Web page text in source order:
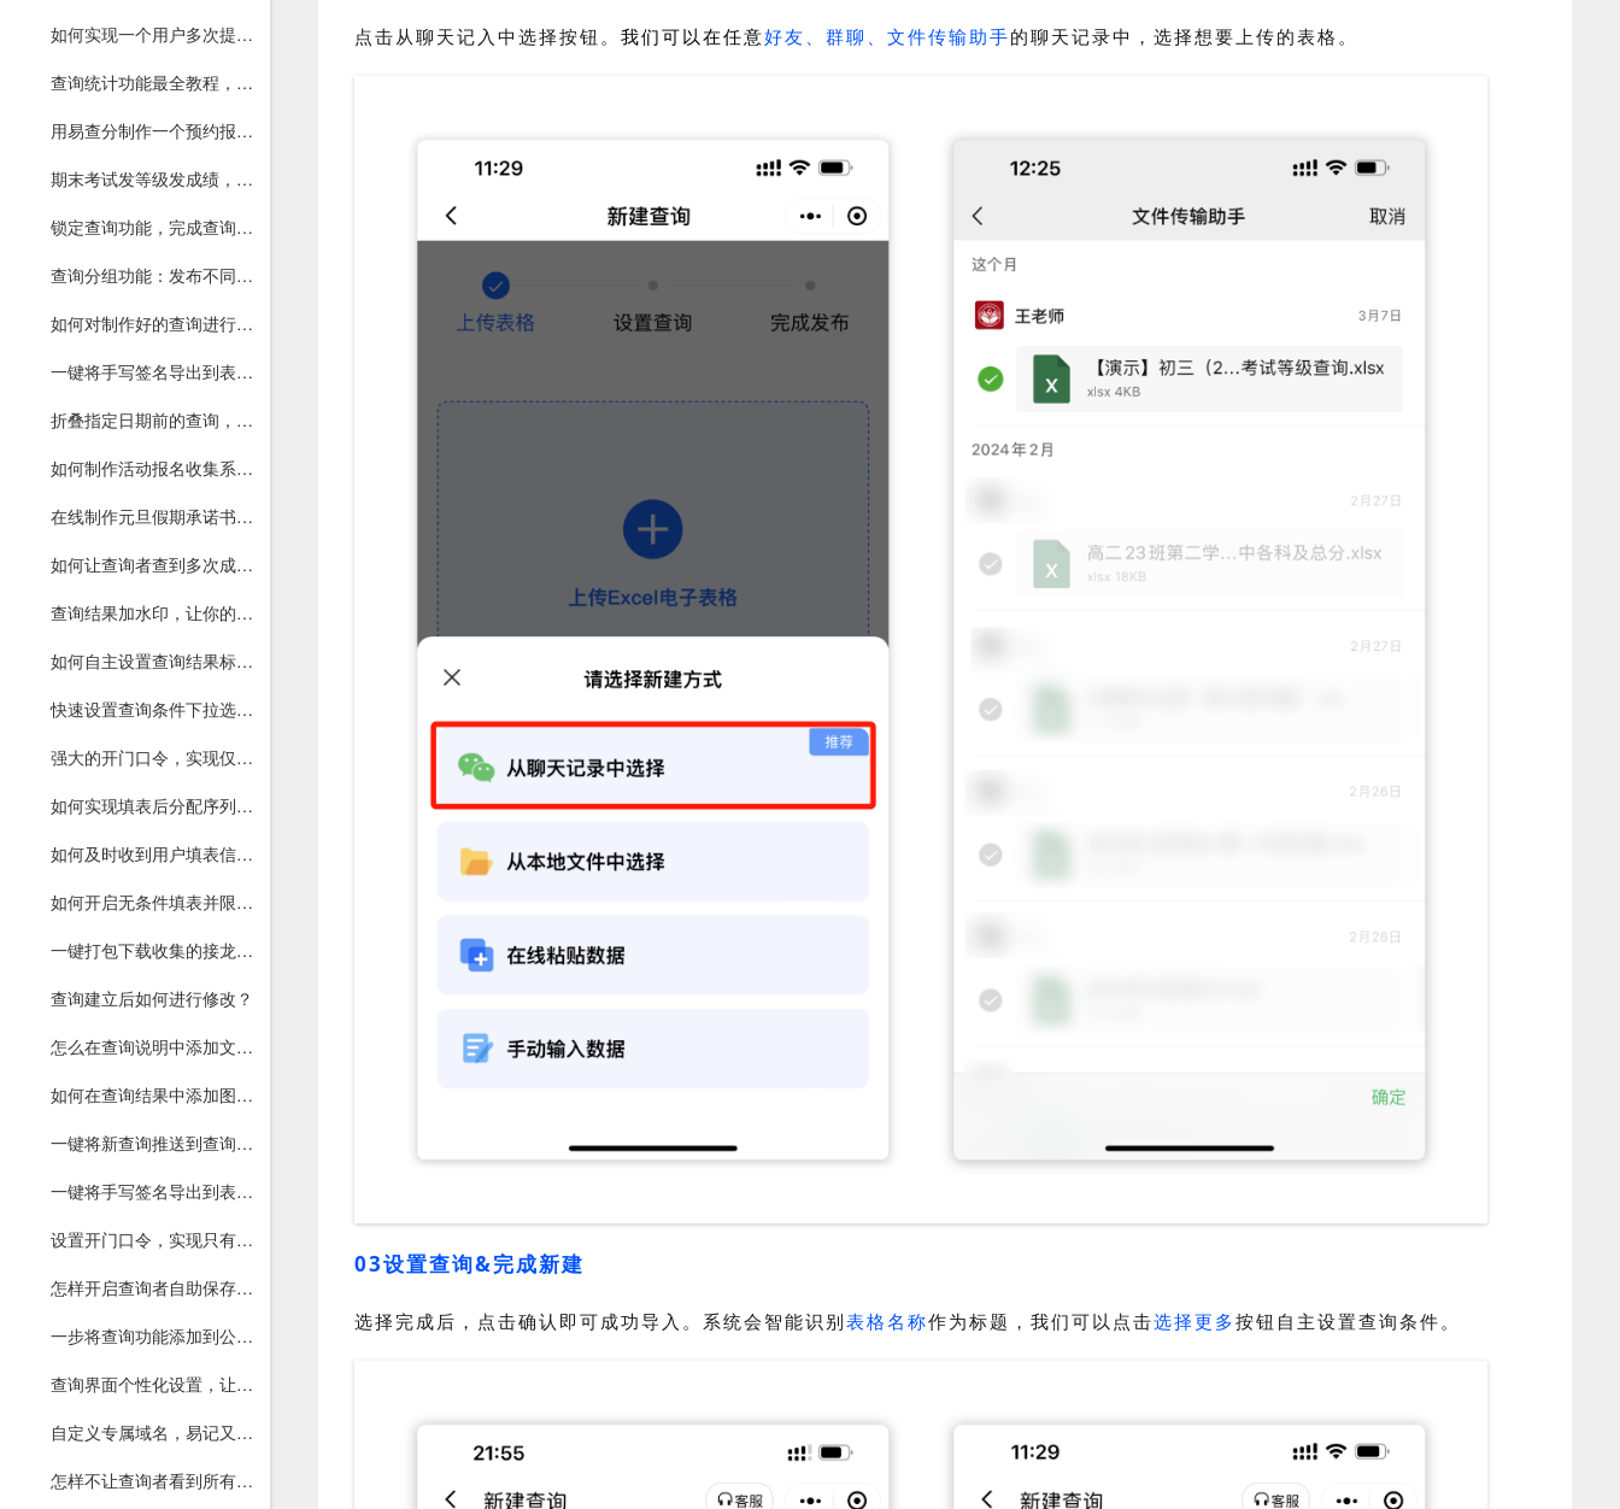
如何实现一个用户多次提交表单信息？
查询统计功能最全教程，一文读懂！
用易查分制作一个预约报名系统，直接分配座号、预约号
期末考试发等级发成绩，就用易查分！
锁定查询功能，完成查询后防止他人查询
查询分组功能：发布不同班级查询，支持独立分组链接和二维码
如何对制作好的查询进行编辑和导出？
一键将手写签名导出到表格，让用户确认查询或资料核对正确
折叠指定日期前的查询，让查询列表更简洁
如何制作活动报名收集系统，支持填表者单选、多选
在线制作元旦假期承诺书，电子手写签名确认，一键导出打印。
如何让查询者查到多次成绩或工资？
查询结果加水印，让你的查询更安全
如何自主设置查询结果标题、显示列、表格位置？
快速设置查询条件下拉选择，提高查询准确率
强大的开门口令，实现仅指定用户才能进入查询
如何实现填表后分配序列号、活动抢票抽奖、自助分配座位号?
如何及时收到用户填表信息并提醒重填？
如何开启无条件填表并限制查询条数功能？
一键打包下载收集的接龙打卡等图片，方便统计和查看
查询建立后如何进行修改？
怎么在查询说明中添加文字、图片和链接？
如何在查询结果中添加图片和文件？
一键将新查询推送到查询者微信，无需每次下通知
一键将手写签名导出到表格，让用户确认查询或资料核对正确
设置开门口令，实现只有指定用户才能进入查询
怎样开启查询者自助保存和导出PDF文件功能？
一步将查询功能添加到公众号菜单和文章
查询界面个性化设置，让你的界面更美观
自定义专属域名，易记又个性，彰显权威
怎样不让查询者看到所有查询？
点击从聊天记入中选择按钮。 我们可以在任意好友、群聊、文件传输助手的聊天记录中，选择想要上传的表格。
03设置查询&完成新建
选择完成后，点击确认即可成功导入。系统会智能识别表格名称作为标题，我们可以点击选择更多按钮 自主设置查询条件。